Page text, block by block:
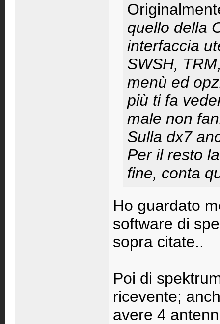
quello della
interfaccia
SWSH,
menù ed
più ti fa
male non
Sulla dx7
Per il resto
fine, conta
Ho guardato
software di
sopra citate..
Poi di
ricevente;
avere 4